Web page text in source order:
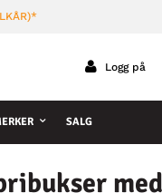
Logg på
SALG